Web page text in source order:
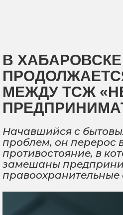
В ХАБАРОВСКЕ
МЕЖДУ ТСЖ
Начавшийся с
проблем, он перерос
противостояние, в
замешаны